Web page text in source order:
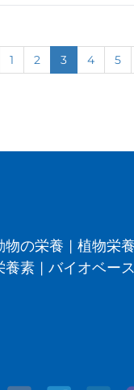
1 2 3 4 5
物の栄養 | 植物栄養
養素 | バイオベー